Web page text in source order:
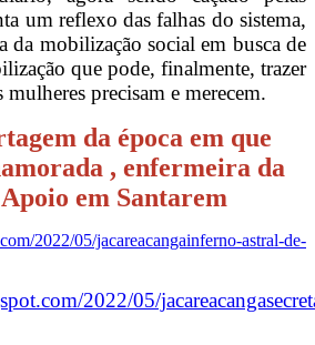
um reflexo das falhas do sistema,
da mobilização social em busca de
que pode, finalmente, trazer
mulheres precisam e merecem.
da época em que
, enfermeira da
Apoio em Santarem
2022/05/jacareacangainferno-astral-de-
2022/05/